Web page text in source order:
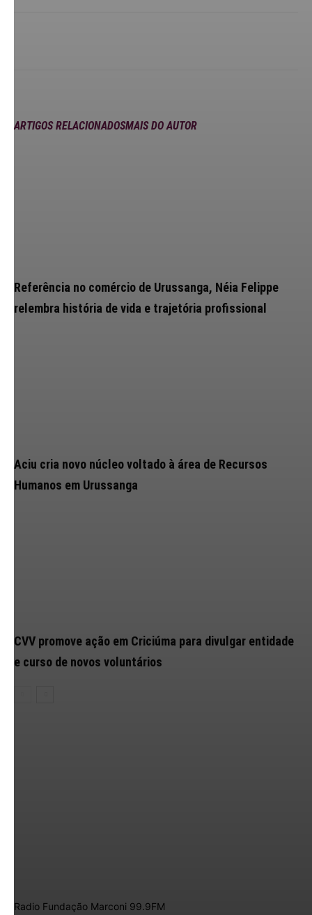
ARTIGOS RELACIONADOSMAIS DO AUTOR
Referência no comércio de Urussanga, Néia Felippe
relembra história de vida e trajetória profissional
Aciu cria novo núcleo voltado à área de Recursos
Humanos em Urussanga
CVV promove ação em Criciúma para divulgar entidade
e curso de novos voluntários
Radio Fundação Marconi 99.9FM